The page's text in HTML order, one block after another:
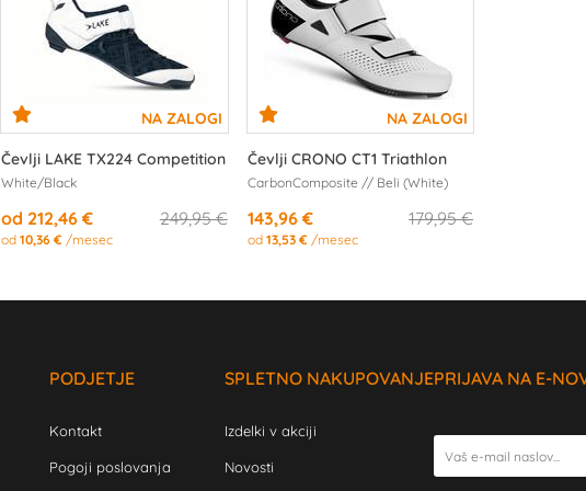
Čevlji LAKE TX224 Competition
White/Black
249,95 €
od 212,46 €
od10,36 € /mesec
Čevlji CRONO CT1 Triathlon
CarbonComposite // Beli (White)
179,95 €
143,96 €
od 13,53 € /mesec
PODJETJE
Kontakt
Pogoji poslovanja
SPLETNO NAKUPOVANJE
Izdelki v akciji
Novosti
PRIJAVA NA E-